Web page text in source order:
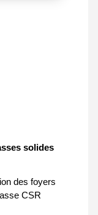
solides
des foyers
CSR